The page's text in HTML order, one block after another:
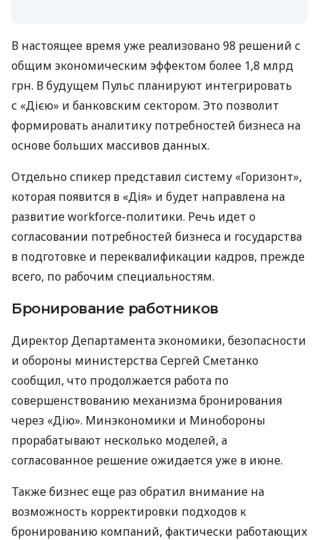
В настоящее время уже реализовано 98 решений с
общим экономическим эффектом более 1,8 млрд
грн. В будущем Пульс планируют интегрировать
с «Дією» и банковским сектором. Это позволит
формировать аналитику потребностей бизнеса на
основе больших массивов данных.
Отдельно спикер представил систему «Горизонт»,
которая появится в «Дія» и будет направлена ​​на
развитие workforce-политики. Речь идет о
согласовании потребностей бизнеса и государства
в подготовке и переквалификации кадров, прежде
всего, по рабочим специальностям.
Бронирование работников
Директор Департамента экономики, безопасности
и обороны министерства Сергей Сметанко
сообщил, что продолжается работа по
совершенствованию механизма бронирования
через «Дію». Минэкономики и Минобороны
прорабатывают несколько моделей, а
согласованное решение ожидается уже в июне.
Также бизнес еще раз обратил внимание на
возможность корректировки подходов к
бронированию компаний, фактически работающих